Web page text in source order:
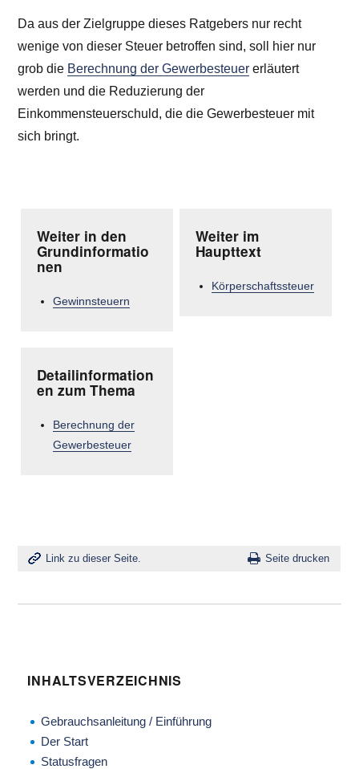
Da aus der Zielgruppe dieses Ratgebers nur recht
wenige von dieser Steuer betroffen sind, soll hier nur
grob die Berechnung der Gewerbesteuer erläutert
werden und die Reduzierung der
Einkommensteuerschuld, die die Gewerbesteuer mit
sich bringt.
Weiter in den
Grundinformatio
nen
Gewinnsteuern
Weiter im
Haupttext
Körperschaftssteuer
Detailinformation
en zum Thema
Berechnung der
Gewerbesteuer
Link zu dieser Seite. Seite drucken
INHALTSVERZEICHNIS
Gebrauchsanleitung / Einführung
Der Start
Statusfragen